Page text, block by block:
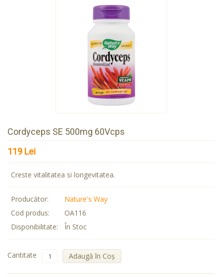
Cordyceps SE 500mg 60Vcps
119 Lei
Creste vitalitatea si longevitatea.
Producător:
Nature's Way
Cod produs:
OA116
Disponibilitate:
În Stoc
Cantitate Adaugă în Coş